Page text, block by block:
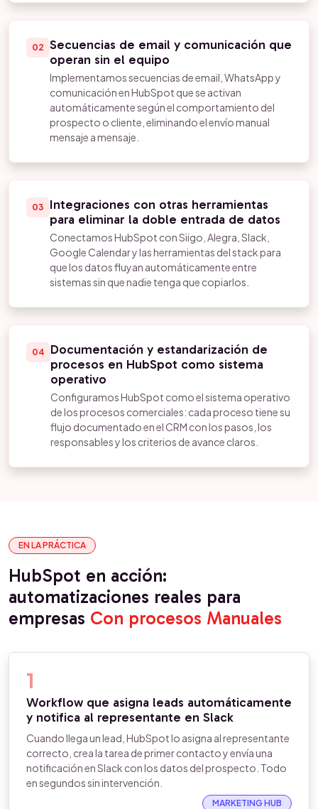
02 Secuencias de email y comunicación que
operan sin el equipo
Implementamos secuencias de email, WhatsApp y
comunicación en HubSpot que se activan
automáticamente según el comportamiento del
prospecto o cliente, eliminando el envío manual
mensaje a mensaje.
03
Integraciones con otras herramientas
para eliminar la doble entrada de datos
Conectamos HubSpot con Siigo, Alegra, Slack,
Google Calendar y las herramientas del stack para
que los datos fluyan automáticamente entre
sistemas sin que nadie tenga que copiarlos.
04
Documentación y estandarización de
procesos en HubSpot como sistema
operativo
Configuramos HubSpot como el sistema operativo
de los procesos comerciales: cada proceso tiene su
flujo documentado en el CRM con los pasos, los
responsables y los criterios de avance claros.
EN LA PRÁCTICA
HubSpot en acción:
automatizaciones reales para
empresas Con procesos Manuales
1
Workflow que asigna leads automáticamente
y notifica al representante en Slack
Cuando llega un lead, HubSpot lo asigna al representante
correcto, crea la tarea de primer contacto y envía una
notificación en Slack con los datos del prospecto. Todo
en segundos sin intervención.
MARKETING HUB